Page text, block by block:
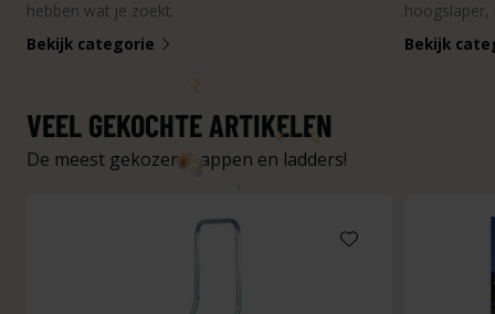
hebben wat je zoekt.
Bekijk categorie
hoogslaper,
Bekijk
VEEL GEKOCHTE ARTIKELEN
De meest gekozen trappen en ladders!